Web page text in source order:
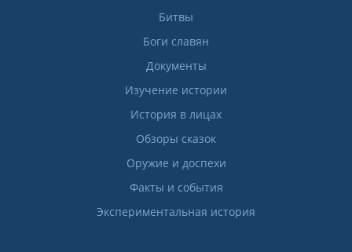
Битвы
Боги славян
Документы
Изучение истории
История в лицах
Обзоры сказок
Оружие и доспехи
Факты и события
Экспериментальная история